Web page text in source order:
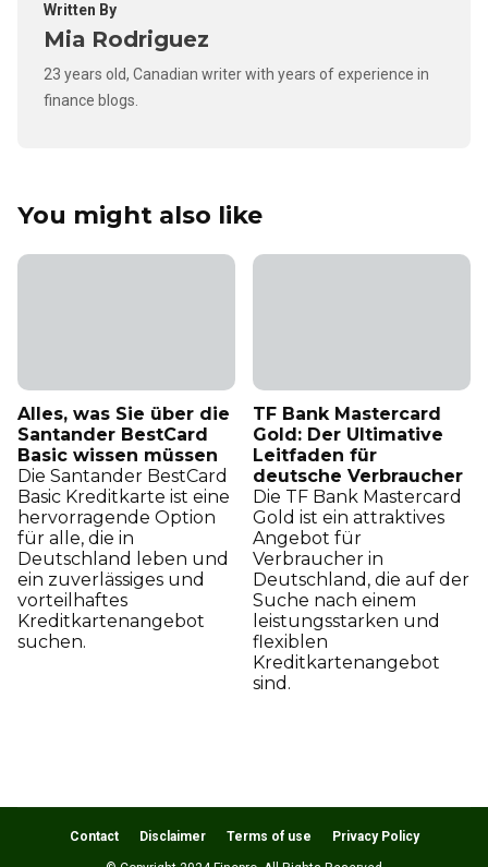
Written By
Mia Rodriguez
23 years old, Canadian writer with years of experience in
finance blogs.
You might also like
Alles, was Sie über die
Santander BestCard
Basic wissen müssen
Die Santander BestCard
Basic Kreditkarte ist eine
hervorragende Option
für alle, die in
Deutschland leben und
ein zuverlässiges und
vorteilhaftes
Kreditkartenangebot
suchen.
TF Bank Mastercard
Gold: Der Ultimative
Leitfaden für
deutsche Verbraucher
Die TF Bank Mastercard
Gold ist ein attraktives
Angebot für
Verbraucher in
Deutschland, die auf der
Suche nach einem
leistungsstarken und
flexiblen
Kreditkartenangebot
sind.
Contact Disclaimer Terms of use Privacy Policy